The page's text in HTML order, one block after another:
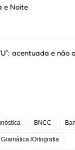
e Noite
acentuada e não
BNCC
Gramática /Ortografia